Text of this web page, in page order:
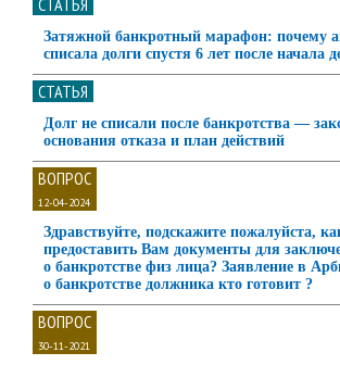
Затяжной банкротный марафон: почему
списала долги спустя 6 лет после начала
СТАТЬЯ
Долг не списали после банкротства —
основания отказа и план действий
ВОПРОС
12-04-2024
Здравствуйте, подскажите пожалуйста,
предоставить Вам документы для
о банкротстве физ лица? Заявление в
о банкротстве должника кто готовит ?
ВОПРОС
30-11-2021